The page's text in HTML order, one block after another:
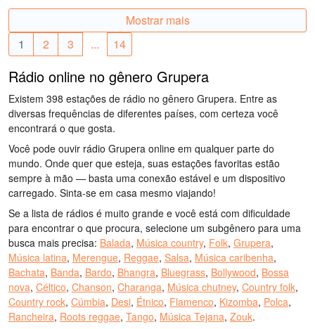
Mostrar mais
1
2 3 ... 14
Rádio online no gênero Grupera
Existem 398 estações de rádio no gênero Grupera. Entre as
diversas frequências de diferentes países, com certeza você
encontrará o que gosta.
Você pode ouvir rádio Grupera online em qualquer parte do
mundo. Onde quer que esteja, suas estações favoritas estão
sempre à mão — basta uma conexão estável e um dispositivo
carregado. Sinta-se em casa mesmo viajando!
Se a lista de rádios é muito grande e você está com dificuldade
para encontrar o que procura, selecione um subgênero para uma
busca mais precisa: Balada, Música country, Folk, Grupera,
Música latina, Merengue, Reggae, Salsa, Música caribenha,
Bachata, Banda, Bardo, Bhangra, Bluegrass, Bollywood, Bossa
nova, Céltico, Chanson, Charanga, Música chutney, Country folk,
Country rock, Cúmbia, Desi, Étnico, Flamenco, Kizomba, Polca,
Rancheira, Roots reggae, Tango, Música Tejana, Zouk.